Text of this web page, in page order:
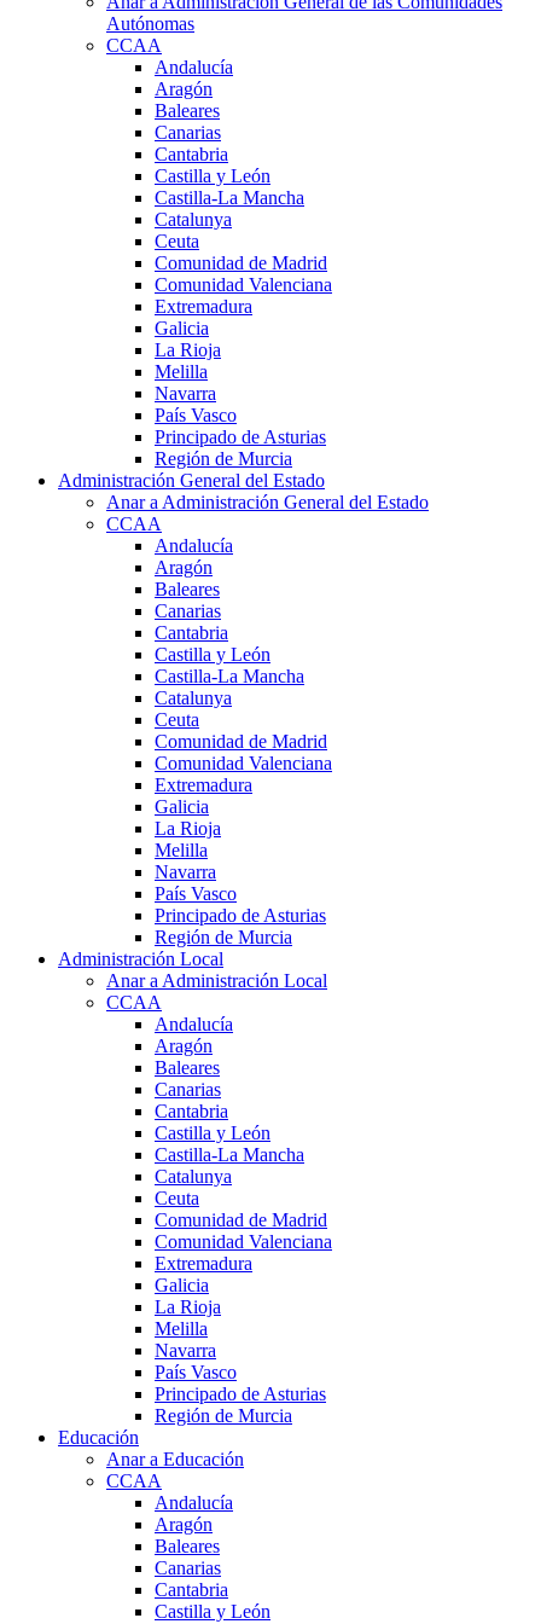
Autónomas
CCAA
Andalucía
Aragón
Baleares
Canarias
Cantabria
Castilla y León
Castilla-La Mancha
Catalunya
Ceuta
Comunidad de Madrid
Comunidad Valenciana
Extremadura
Galicia
La Rioja
Melilla
Navarra
País Vasco
Principado de Asturias
Región de Murcia
Administración General del Estado
Anar a Administración General del Estado
CCAA
Andalucía
Aragón
Baleares
Canarias
Cantabria
Castilla y León
Castilla-La Mancha
Catalunya
Ceuta
Comunidad de Madrid
Comunidad Valenciana
Extremadura
Galicia
La Rioja
Melilla
Navarra
País Vasco
Principado de Asturias
Región de Murcia
Administración Local
Anar a Administración Local
CCAA
Andalucía
Aragón
Baleares
Canarias
Cantabria
Castilla y León
Castilla-La Mancha
Catalunya
Ceuta
Comunidad de Madrid
Comunidad Valenciana
Extremadura
Galicia
La Rioja
Melilla
Navarra
País Vasco
Principado de Asturias
Región de Murcia
Educación
Anar a Educación
CCAA
Andalucía
Aragón
Baleares
Canarias
Cantabria
Castilla y León